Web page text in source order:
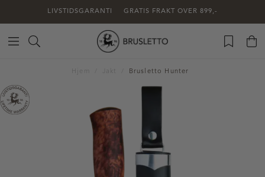
LIVSTIDSGARANTI GRATIS FRAKT OVER 899,-
Brusletto Hunter